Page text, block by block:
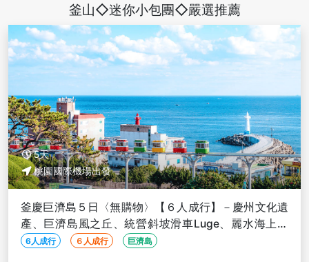
釜山◇迷你小包團◇嚴選推薦
5天
桃園國際機場出發
釜慶巨濟島５日〈無購物〉【６人成行】－慶州文化遺
產、巨濟島風之丘、統營斜坡滑車Luge、麗水海上纜
車、天空膠囊
6人成行 ６人成行 巨濟島